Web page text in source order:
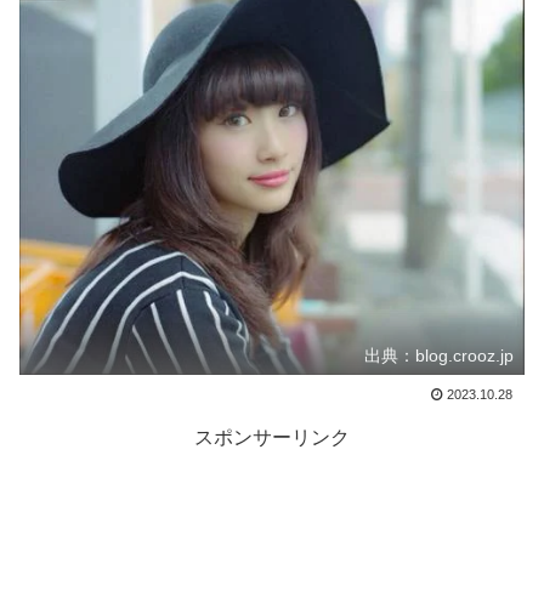
出典：blog.crooz.jp
2023.10.28
スポンサーリンク